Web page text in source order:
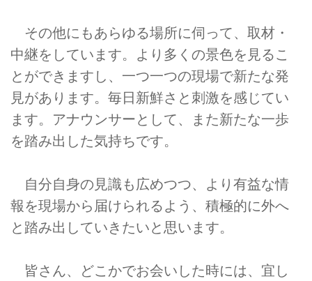
その他にもあらゆる場所に伺って、取材・
中継をしています。より多くの景色を見るこ
とができますし、一つ一つの現場で新たな発
見があります。毎日新鮮さと刺激を感じてい
ます。アナウンサーとして、また新たな一歩
を踏み出した気持ちです。
自分自身の見識も広めつつ、より有益な情
報を現場から届けられるよう、積極的に外へ
と踏み出していきたいと思います。
皆さん、どこかでお会いした時には、宜し